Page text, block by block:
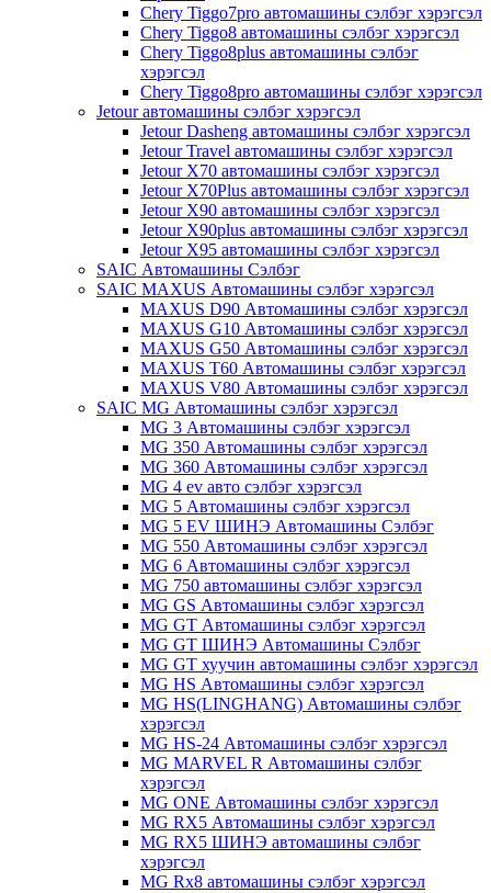
Chery Tiggo7pro автомашины сэлбэг хэрэгсэл
Chery Tiggo8 автомашины сэлбэг хэрэгсэл
Chery Tiggo8plus автомашины сэлбэг
хэрэгсэл
Chery Tiggo8pro автомашины сэлбэг хэрэгсэл
Jetour автомашины сэлбэг хэрэгсэл
Jetour Dasheng автомашины сэлбэг хэрэгсэл
Jetour Travel автомашины сэлбэг хэрэгсэл
Jetour X70 автомашины сэлбэг хэрэгсэл
Jetour X70Plus автомашины сэлбэг хэрэгсэл
Jetour X90 автомашины сэлбэг хэрэгсэл
Jetour X90plus автомашины сэлбэг хэрэгсэл
Jetour X95 автомашины сэлбэг хэрэгсэл
SAIC Автомашины Сэлбэг
SAIC MAXUS Автомашины сэлбэг хэрэгсэл
MAXUS D90 Автомашины сэлбэг хэрэгсэл
MAXUS G10 Автомашины сэлбэг хэрэгсэл
MAXUS G50 Автомашины сэлбэг хэрэгсэл
MAXUS T60 Автомашины сэлбэг хэрэгсэл
MAXUS V80 Автомашины сэлбэг хэрэгсэл
SAIC MG Автомашины сэлбэг хэрэгсэл
MG 3 Автомашины сэлбэг хэрэгсэл
MG 350 Автомашины сэлбэг хэрэгсэл
MG 360 Автомашины сэлбэг хэрэгсэл
MG 4 ev авто сэлбэг хэрэгсэл
MG 5 Автомашины сэлбэг хэрэгсэл
MG 5 EV ШИНЭ Автомашины Сэлбэг
MG 550 Автомашины сэлбэг хэрэгсэл
MG 6 Автомашины сэлбэг хэрэгсэл
MG 750 автомашины сэлбэг хэрэгсэл
MG GS Автомашины сэлбэг хэрэгсэл
MG GT Автомашины сэлбэг хэрэгсэл
MG GT ШИНЭ Автомашины Сэлбэг
MG GT хуучин автомашины сэлбэг хэрэгсэл
MG HS Автомашины сэлбэг хэрэгсэл
MG HS(LINGHANG) Автомашины сэлбэг
хэрэгсэл
MG HS-24 Автомашины сэлбэг хэрэгсэл
MG MARVEL R Автомашины сэлбэг
хэрэгсэл
MG ONE Автомашины сэлбэг хэрэгсэл
MG RX5 Автомашины сэлбэг хэрэгсэл
MG RX5 ШИНЭ автомашины сэлбэг
хэрэгсэл
MG Rx8 автомашины сэлбэг хэрэгсэл